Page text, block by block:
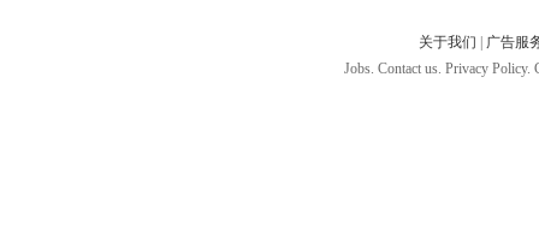
关于我们
广告服
Jobs. Contact us. Privacy